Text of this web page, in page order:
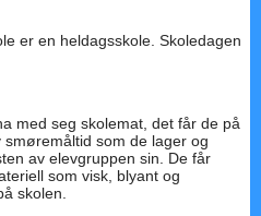
er en heldagsskole. Skoledagen
med seg skolemat, det får de på
som de lager og
av elevgruppen sin. De får
som visk, blyant og
skolen.